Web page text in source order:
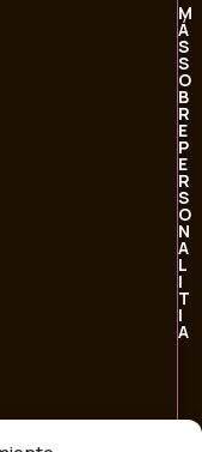
M
Á
S
S
O
B
R
E
P
E
R
S
O
N
A
L
I
T
I
A